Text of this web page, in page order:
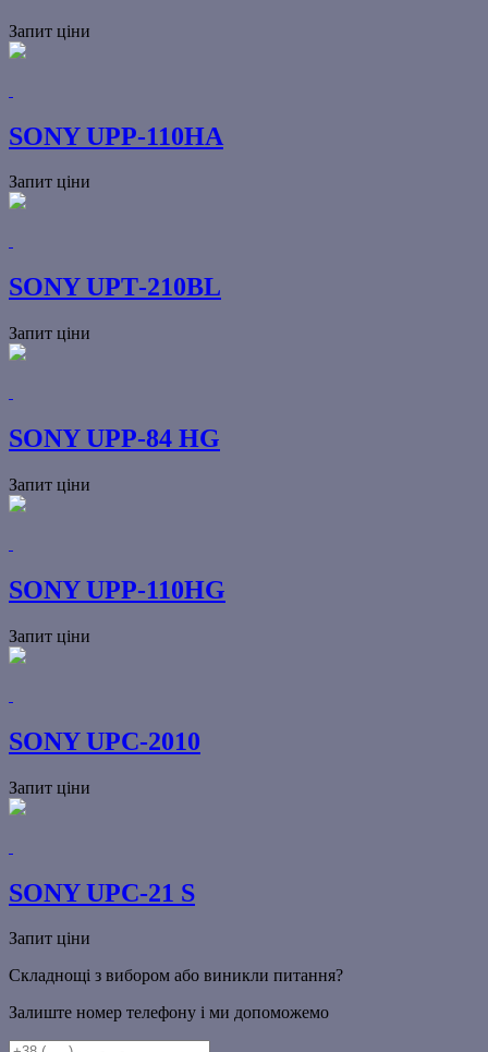
Запит ціни
SONY UPP-110HA
Запит ціни
SONY UPТ-210BL
Запит ціни
SONY UPP-84 HG
Запит ціни
SONY UPP-110HG
Запит ціни
SONY UPC-2010
Запит ціни
SONY UPC-21 S
Запит ціни
Складнощі з вибором або виникли питання?
Залиште номер телефону і ми допоможемо